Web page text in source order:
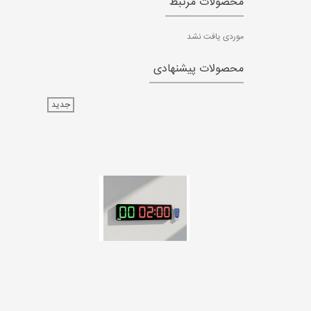
موردی یافت نشد
محصولات پیشنهادی
جدید